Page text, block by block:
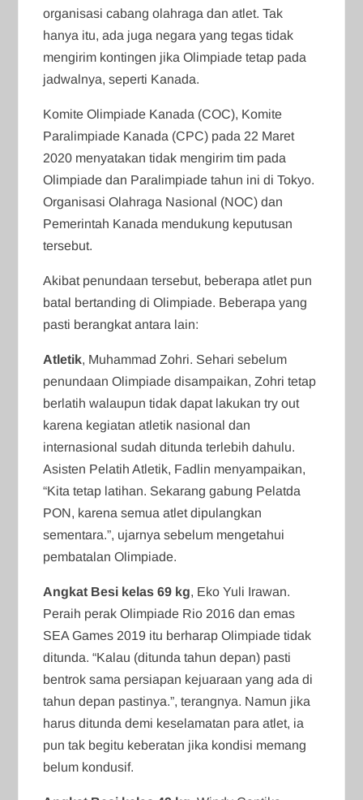
organisasi cabang olahraga dan atlet. Tak
hanya itu, ada juga negara yang tegas tidak
mengirim kontingen jika Olimpiade tetap pada
jadwalnya, seperti Kanada.
Komite Olimpiade Kanada (COC), Komite
Paralimpiade Kanada (CPC) pada 22 Maret
2020 menyatakan tidak mengirim tim pada
Olimpiade dan Paralimpiade tahun ini di Tokyo.
Organisasi Olahraga Nasional (NOC) dan
Pemerintah Kanada mendukung keputusan
tersebut.
Akibat penundaan tersebut, beberapa atlet pun
batal bertanding di Olimpiade. Beberapa yang
pasti berangkat antara lain:
Atletik, Muhammad Zohri. Sehari sebelum
penundaan Olimpiade disampaikan, Zohri tetap
berlatih walaupun tidak dapat lakukan try out
karena kegiatan atletik nasional dan
internasional sudah ditunda terlebih dahulu.
Asisten Pelatih Atletik, Fadlin menyampaikan,
“Kita tetap latihan. Sekarang gabung Pelatda
PON, karena semua atlet dipulangkan
sementara.”, ujarnya sebelum mengetahui
pembatalan Olimpiade.
Angkat Besi kelas 69 kg, Eko Yuli Irawan.
Peraih perak Olimpiade Rio 2016 dan emas
SEA Games 2019 itu berharap Olimpiade tidak
ditunda. “Kalau (ditunda tahun depan) pasti
bentrok sama persiapan kejuaraan yang ada di
tahun depan pastinya.”, terangnya. Namun jika
harus ditunda demi keselamatan para atlet, ia
pun tak begitu keberatan jika kondisi memang
belum kondusif.